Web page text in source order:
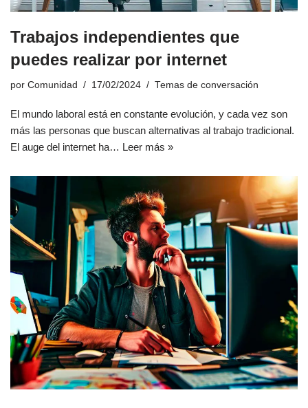
Trabajos independientes que
puedes realizar por internet
por Comunidad 17/02/2024 Temas de conversación
El mundo laboral está en constante evolución, y cada vez son
más las personas que buscan alternativas al trabajo tradicional.
El auge del internet ha… Leer más »